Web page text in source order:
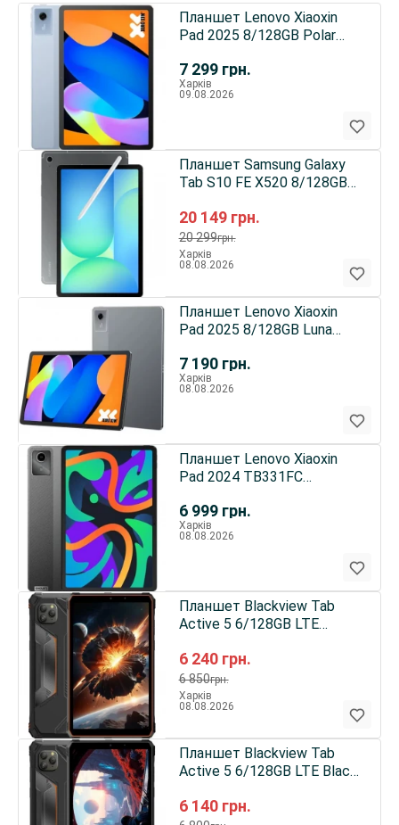
7 299 грн.
Планшет Lenovo Xiaoxin
Pad 2025 8/128GB Polar
Харків
09.08.2026
20 149 грн.
20 299грн.
Планшет Samsung Galaxy
Tab S10 FE X520 8/128GB
X520NZAREUC) UA
Харків
08.08.2026
7 190 грн.
Планшет Lenovo Xiaoxin
Pad 2025 8/128GB Luna
Харків
08.08.2026
6 999 грн.
Планшет Lenovo Xiaoxin
Pad 2024 TB331FC
(ZAD70001CN)
Харків
08.08.2026
6 240 грн.
6 850грн.
Планшет Blackview Tab
Active 5 6/128GB LTE
Харків
08.08.2026
6 140 грн.
Планшет Blackview Tab
Active 5 6/128GB LTE Black